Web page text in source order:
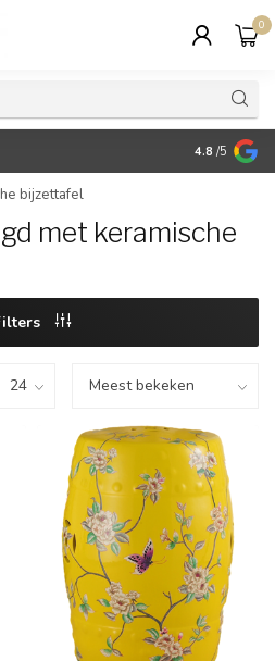
0
4.8 /5
bijzettafel
met keramische